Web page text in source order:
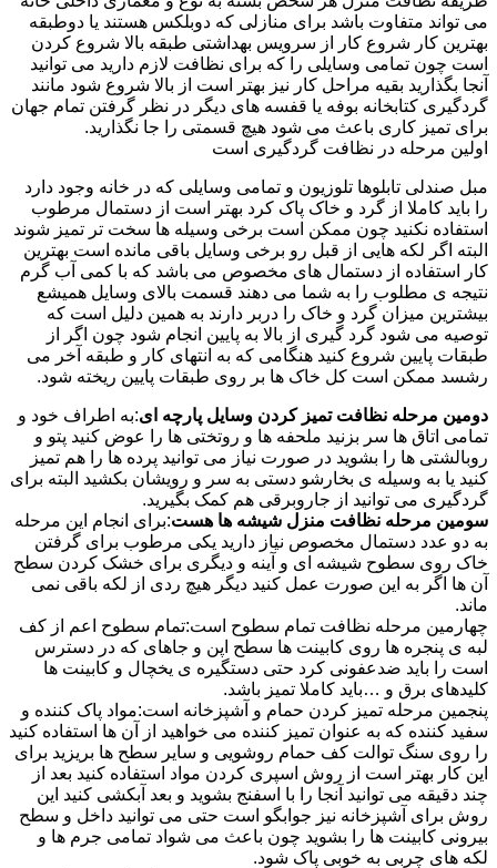
می تواند متفاوت باشد برای منازلی که دوبلکس هستند یا دوطبقه
بهترین کار شروع کار از سرویس بهداشتی طبقه بالا شروع کردن
است چون تمامی وسایلی را که برای نظافت لازم دارید می توانید
آنجا بگذارید بقیه مراحل کار نیز بهتر است از بالا شروع شود مانند
گردگیری کتابخانه بوفه یا قفسه های دیگر در نظر گرفتن تمام جهان
برای تمیز کاری باعث می شود هیچ قسمتی را جا نگذارید.
اولین مرحله در نظافت گردگیری است
مبل صندلی تابلوها تلوزیون و تمامی وسایلی که در خانه وجود دارد
را باید کاملا از گرد و خاک پاک کرد بهتر است از دستمال مرطوب
استفاده نکنید چون ممکن است برخی وسیله ها سخت تر تمیز شوند
البته اگر لکه هایی از قبل رو برخی وسایل باقی مانده است بهترین
کار استفاده از دستمال های مخصوص می باشد که با کمی آب گرم
نتیجه ی مطلوب را به شما می دهند قسمت بالای وسایل همیشع
بیشترین میزان گرد و خاک را دربر دارند به همین دلیل است که
توصیه می شود گرد گیری از بالا به پایین انجام شود چون اگر از
طبقات پایین شروع کنید هنگامی که به انتهای کار و طبقه آخر می
رشسد ممکن است کل خاک ها بر روی طبقات پایین ریخته شود.
دومین مرحله نظافت تمیز کردن وسایل پارچه ای:به اطراف خود و
تمامی اتاق ها سر بزنید ملحفه ها و روتختی ها را عوض کنید پتو و
روبالشتی ها را بشوید در صورت نیاز می توانید پرده ها را هم تمیز
کنید یا به وسیله ی بخارشو دستی به سر و رویشان بکشید البته برای
گردگیری می توانید از جاروبرقی هم کمک بگیرید.
سومین مرحله نظافت منزل شیشه ها هست:برای انجام این مرحله
به دو عدد دستمال مخصوص نیاز دارید یکی مرطوب برای گرفتن
خاک روی سطوح شیشه ای و آینه و دیگری برای خشک کردن سطح
آن ها اگر به این صورت عمل کنید دیگر هیچ ردی از لکه باقی نمی
ماند.
چهارمین مرحله نظافت تمام سطوح است:تمام سطوح اعم از کف
لبه ی پنجره ها روی کابینت ها سطح اپن و جاهای که در دسترس
است را باید ضدعفونی کرد حتی دستگیره ی یخچال و کابینت ها
کلیدهای برق و …باید کاملا تمیز باشد.
پنجمین مرحله تمیز کردن حمام و آشپزخانه است:مواد پاک کننده و
سفید کننده که به عنوان تمیز کننده می خواهید از آن ها استفاده کنید
را روی سنگ توالت کف حمام روشویی و سایر سطح ها بریزید برای
این کار بهتر است از روش اسپری کردن مواد استفاده کنید بعد از
چند دقیقه می توانید آنجا را با اسفنج بشوید و بعد آبکشی کنید این
روش برای آشپزخانه نیز جوابگو است حتی می توانید داخل و سطح
بیرونی کابینت ها را بشوید چون باعث می شواد تمامی جرم ها و
لکه های چربی به خوبی پاک شود.